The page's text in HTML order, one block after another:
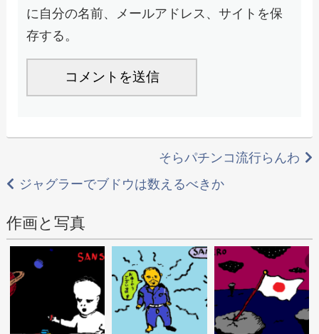
に自分の名前、メールアドレス、サイトを保
存する。
稿
ナ
ビ
ゲ
ー
シ
そらパチンコ流行らんわ
ジャグラーでブドウは数えるべきか
作画と写真